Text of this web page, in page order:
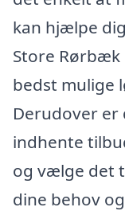
kan hjælpe
Store Rørbæk
bedst mulige
Derudover
indhente
og vælge det
dine behov